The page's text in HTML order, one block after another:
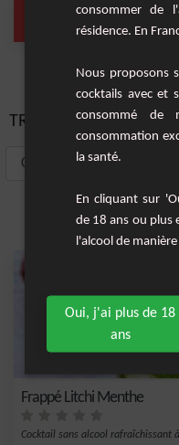
jus de citron
(1 Cocktail)
TRIER PAR:
Frappé Litchi Menthe
Cocktail sans alcool rafraîchissant
consommer de
résidence. En
Nous proposons
cocktails avec et
consommé de
consommation
la santé.
En cliquant sur
de 18 ans ou plus
l'alcool de
Oui, j'ai plus de 18
ans